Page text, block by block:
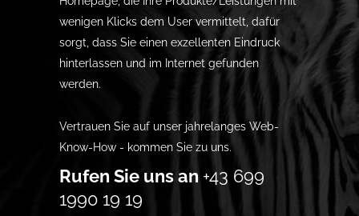
wenigen Klicks dem User vermittelt, dafür
sorgt, dass Sie einen exzellenten Eindruck
hinterlassen und im Internet gefunden
werden.
Vertrauen Sie auf unser jahrelanges Web-
Know-How - kommen Sie zu uns.
Rufen Sie uns an +43 699
1990 19 19